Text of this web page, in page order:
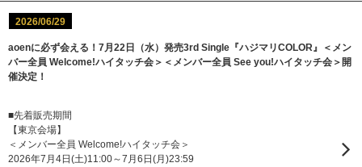
2026/06/29
aoenに必ず会える！7月22日（水）発売3rd Single『ハジマリCOLOR』＜メン
バー全員 Welcome!ハイタッチ会＞＜メンバー全員 See you!ハイタッチ会＞開
催決定！
■先着販売期間
【東京会場】
＜メンバー全員 Welcome!ハイタッチ会＞
2026年7月4日(土)11:00～7月6日(月)23:59